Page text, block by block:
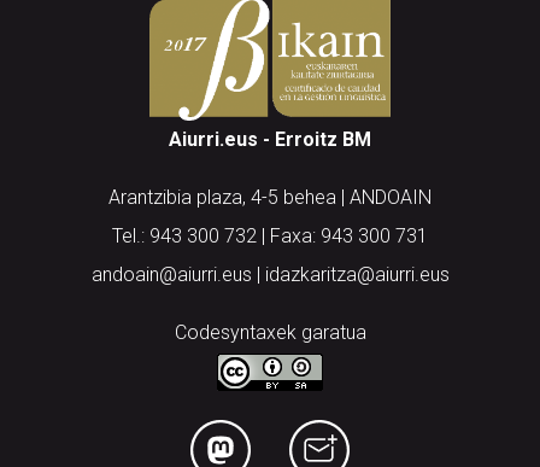
Aiurri.eus - Erroitz BM
Arantzibia plaza, 4-5 behea | ANDOAIN
Tel.: 943 300 732 | Faxa: 943 300 731
andoain@aiurri.eus | idazkaritza@aiurri.eus
Codesyntaxek garatua